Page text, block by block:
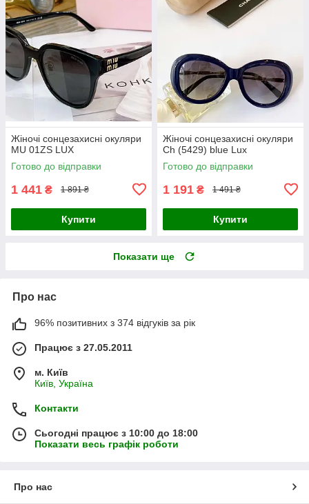
Жіночі сонцезахисні окуляри
MU 01ZS LUX
Готово до відправки
1 441 ₴ 1 891 ₴
Купити
Жіночі сонцезахисні окуляри
Ch (5429) blue Lux
Готово до відправки
1 191 ₴ 1 491 ₴
Купити
Показати ще
Про нас
96% позитивних з 374 відгуків за рік
Працює з 27.05.2011
м. Київ
Київ, Україна
Контакти
Сьогодні працює з 10:00 до 18:00
Показати весь графік роботи
Про нас